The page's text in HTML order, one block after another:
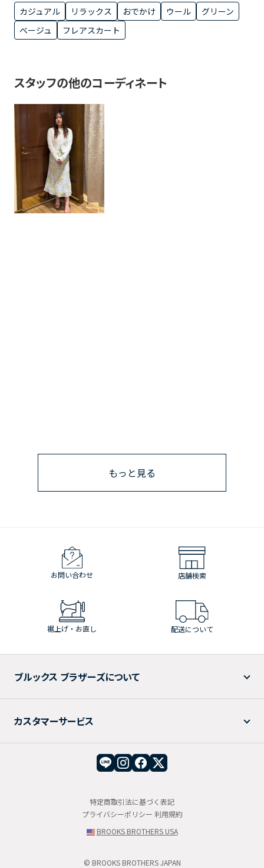
カジュアル リラックス おでかけ ウール
グリーン
ベージュ
フレアスカート
スタッフの他のコーディネート
もっと見る
お問い合わせ 店舗検索
裾上げ・お直し 配送について
ブルックス ブラザーズについて
カスタマーサービス
特定商取引法に基づく表記
プライバシーポリシー 利用規約
BROOKS BROTHERS USA
© BROOKS BROTHERS JAPAN